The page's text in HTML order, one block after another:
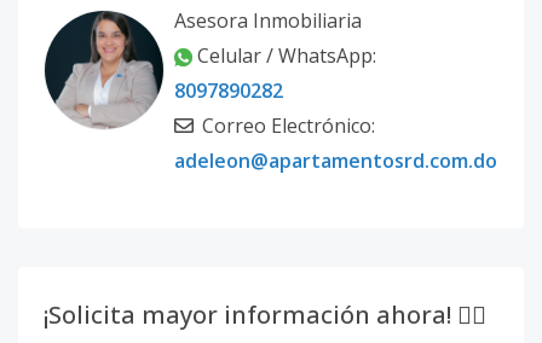
Asesora Inmobiliaria
Celular / WhatsApp:
8097890282
Correo Electrónico:
adeleon@apartamentosrd.com.do
¡Solicita mayor información ahora! 👇🏽